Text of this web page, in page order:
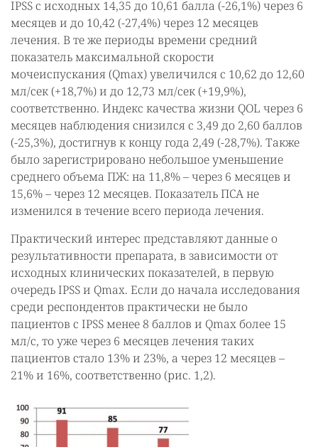
IPSS с исходных 14,35 до 10,61 балла (-26,1%) через 6
месяцев и до 10,42 (-27,4%) через 12 месяцев
лечения. В те же периоды времени средний
показатель максимальной скорости
мочеиспускания (Qmax) увеличился с 10,62 до 12,60
мл/сек (+18,7%) и до 12,73 мл/сек (+19,9%),
соответственно. Индекс качества жизни QOL через 6
месяцев наблюдения снизился с 3,49 до 2,60 баллов
(-25,3%), достигнув к концу года 2,49 (-28,7%). Также
было зарегистрировано небольшое уменьшение
среднего объема ПЖ: на 11,8% – через 6 месяцев и
15,6% – через 12 месяцев. Показатель ПСА не
изменился в течение всего периода лечения.
Практический интерес представляют данные о
результативности препарата, в зависимости от
исходных клинических показателей, в первую
очередь IPSS и Qmax. Если до начала исследования
среди респондентов практически не было
пациентов с IPSS менее 8 баллов и Qmax более 15
мл/с, то уже через 6 месяцев лечения таких
пациентов стало 13% и 23%, а через 12 месяцев –
21% и 16%, соответственно (рис. 1,2).